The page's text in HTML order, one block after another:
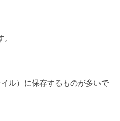
ル）に保存するものが多いで